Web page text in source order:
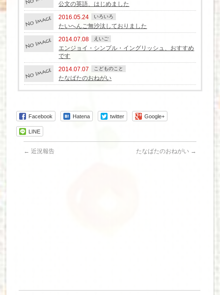
公文の英語、はじめました
2016.05.24 いろいろ
たいへんご無沙汰しておりました
2014.07.08 えいご
エンジョイ・シンプル・イングリッシュ、おすすめ
です
2014.07.07 こどものこと
たなばたのおねがい
Facebook Hatena twitter Google+
LINE
← 近況報告 たなばたのおねがい →